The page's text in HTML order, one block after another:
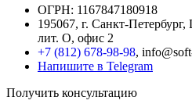
ОГРН: 1167847180918
195067, г. Санкт-
лит. О, офис 2
+7 (812) 678-98-98,
Напишите в Telegram
Получить консультацию